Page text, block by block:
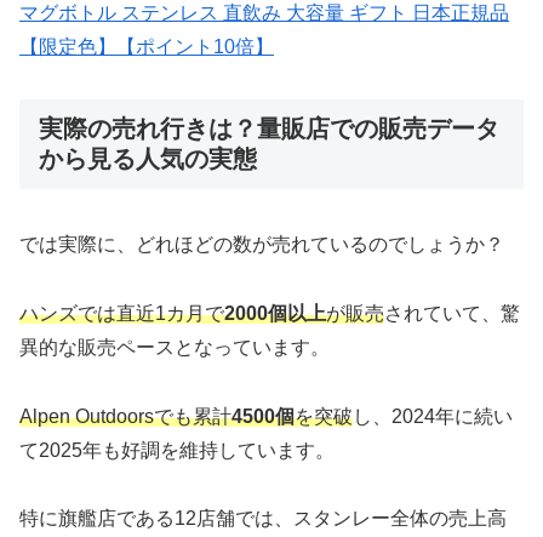
マグボトル ステンレス 直飲み 大容量 ギフト 日本正規品
【限定色】【ポイント10倍】
実際の売れ行きは？量販店での販売データ
から見る人気の実態
では実際に、どれほどの数が売れているのでしょうか？
ハンズでは直近1カ月で2000個以上が販売されていて、驚
異的な販売ペースとなっています。
Alpen Outdoorsでも累計4500個を突破し、2024年に続い
て2025年も好調を維持しています。
特に旗艦店である12店舗では、スタンレー全体の売上高